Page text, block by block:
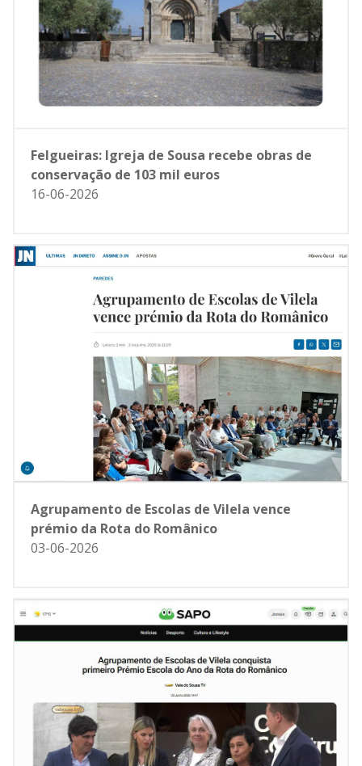
Felgueiras: Igreja de Sousa recebe obras de
conservação de 103 mil euros
16-06-2026
Agrupamento de Escolas de Vilela vence
prémio da Rota do Românico
03-06-2026